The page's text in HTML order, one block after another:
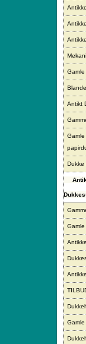
Antikt
Dukke